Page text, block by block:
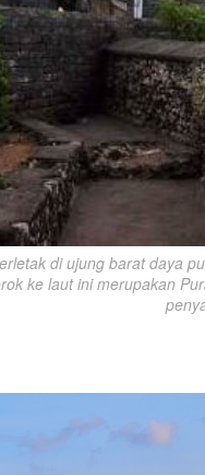
di ujung barat daya
ke laut ini merupakan